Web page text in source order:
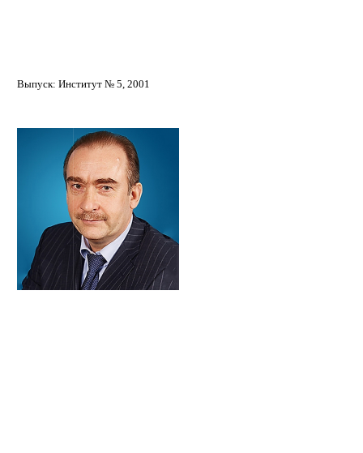
Выпуск: Институт № 5, 2001